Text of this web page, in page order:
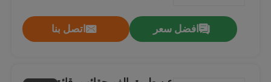
تسميات 10ML فيال افضل سعر اتصل بنا